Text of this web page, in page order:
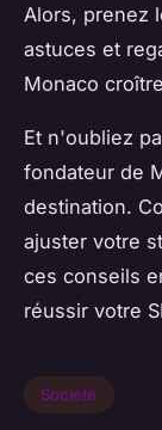
Alors, prenez
astuces et
Monaco
Et n'oubliez
fondateur de
destination.
ajuster votre
ces conseils
réussir votre
Société